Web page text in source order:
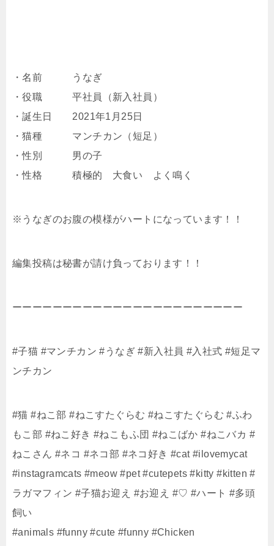
・名前 うなぎ
・役職 平社員（新入社員）
・誕生日 2021年1月25日
・猫種 マンチカン（短足）
・性別 男の子
・性格 積極的 大食い よく鳴く
※うなぎのお腹の模様がハートになっています！！
編集投稿は秘書が請け負っております！！
ーーーーーーーーーーーーーーーーーーーーーーー
#子猫​ #マンチカン​ #うなぎ #新入社員 #入社式 #短足マ
ンチカン
#猫 #ねこ部 #ねこすたぐらむ #ねこすたぐらむ #ふわ
もこ部 #ねこ好き #ねこもふ団 #ねこばか #ねこバカ #
ねこさん #ネコ #ネコ部 #ネコ好き #cat #ilovemycat
#instagramcats #meow #pet #cutepets #kitty #kitten #
ラガマフィン #子猫お迎え #お迎え #♡ #ハート #多頭
飼い
#animals​​ #funny​​ #cute​​ #funny​​ #Chicken​​